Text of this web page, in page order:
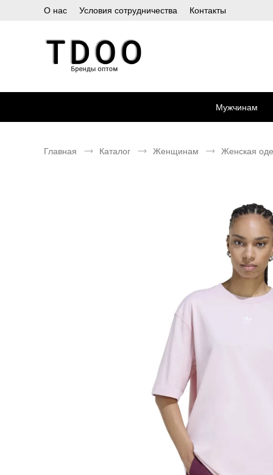
О нас Условия сотрудничества Контакты
Мужчинам
Главная Каталог Женщинам Женская